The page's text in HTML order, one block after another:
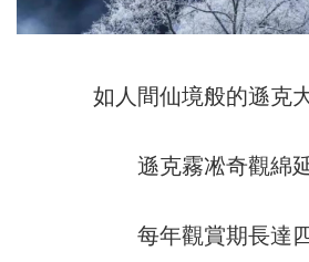
如人間仙境般的遜克
遜克霧凇奇觀綿
每年觀賞期長達